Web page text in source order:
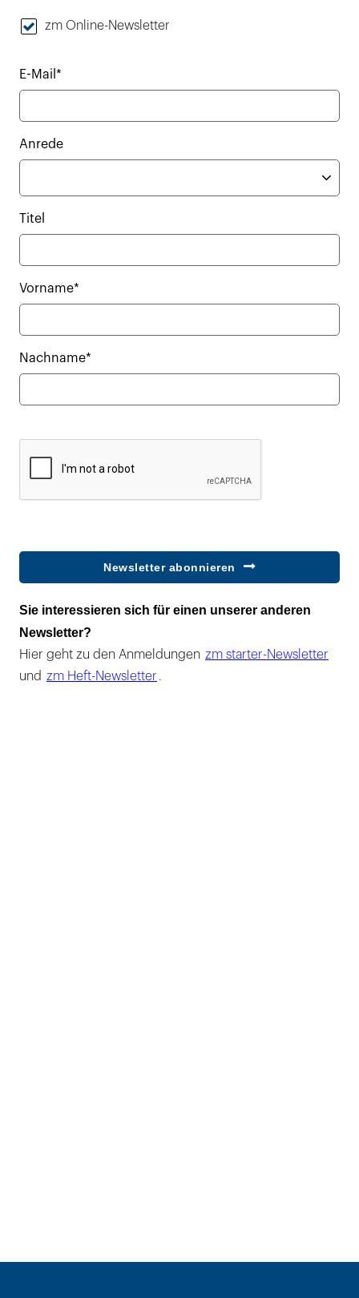
zm Online-Newsletter
E-Mail*
Anrede
Titel
Vorname*
Nachname*
Newsletter abonnieren
Sie interessieren sich für einen unserer anderen
Newsletter?
Hier geht zu den Anmeldungen zm starter-Newsletter
und zm Heft-Newsletter .